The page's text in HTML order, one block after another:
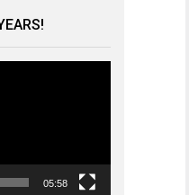
05:58